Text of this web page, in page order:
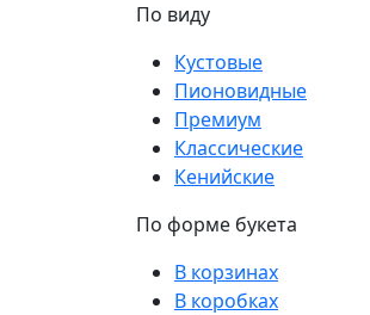
По виду
Кустовые
Пионовидные
Премиум
Классические
Кенийские
По форме букета
В корзинах
В коробках